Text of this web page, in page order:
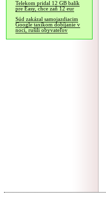
Telekom pridal 12 GB balík
pre Easy, chce zaň 12 eur
Súd zakázal samojazdiacim
Google taxíkom dobíjanie v
noci, rušili obyvateľov